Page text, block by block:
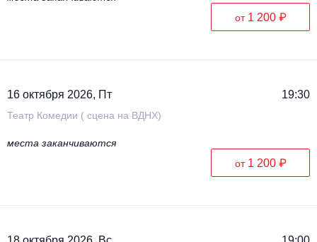
от 1 200 ₽
16 октября 2026, Пт 19:30
Театр Комедии ( сцена на ВДНХ)
места заканчиваются
от 1 200 ₽